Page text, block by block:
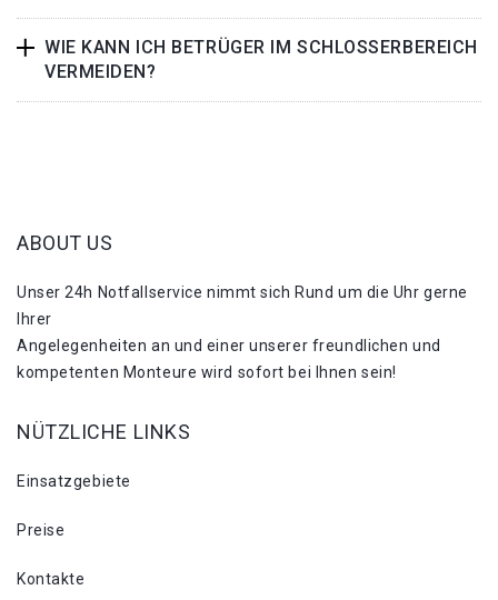
WIE KANN ICH BETRÜGER IM SCHLOSSERBEREICH
VERMEIDEN?
ABOUT US
Unser 24h Notfallservice nimmt sich Rund um die Uhr gerne
Ihrer
Angelegenheiten an und einer unserer freundlichen und
kompetenten Monteure wird sofort bei Ihnen sein!
NÜTZLICHE LINKS
Einsatzgebiete
Preise
Kontakte